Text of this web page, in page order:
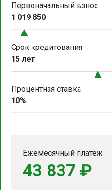
Первоначальный взнос
1 019 850
Срок кредитования
15 лет
Процентная ставка
10%
Ежемесячный платеж
43 837 ₽